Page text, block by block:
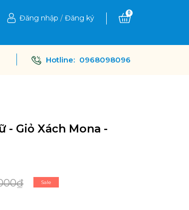
Đăng nhập / Đăng ký
0
Hotline: 0968098096
- Giỏ Xách Mona -
Sale